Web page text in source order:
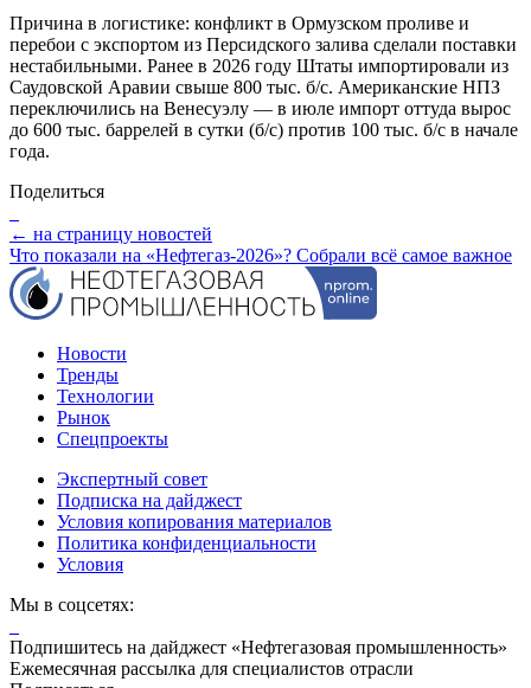
Причина в логистике: конфликт в Ормузском проливе и
перебои с экспортом из Персидского залива сделали поставки
нестабильными. Ранее в 2026 году Штаты импортировали из
Саудовской Аравии свыше 800 тыс. б/с. Американские НПЗ
переключились на Венесуэлу — в июле импорт оттуда вырос
до 600 тыс. баррелей в сутки (б/с) против 100 тыс. б/с в начале
года.
Поделиться
← на страницу новостей
Что показали на «Нефтегаз-2026»? Собрали всё самое важное
Новости
Тренды
Технологии
Рынок
Спецпроекты
Экспертный совет
Подписка на дайджест
Условия копирования материалов
Политика конфиденциальности
Условия
Мы в соцсетях:
Подпишитесь на дайджест «Нефтегазовая промышленность»
Ежемесячная рассылка для специалистов отрасли